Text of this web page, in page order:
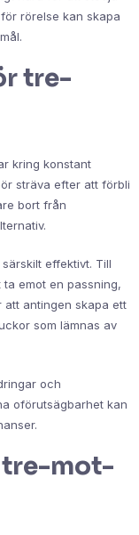
rörelse kan skapa
tre-
kring konstant
sträva efter att förbli
bort från
effektivt. Till
emot en passning,
antingen skapa ett
som lämnas av
och
oförutsägbarhet kan
tre-mot-